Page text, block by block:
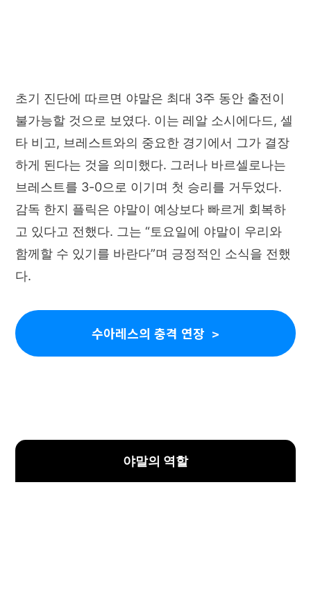
초기 진단에 따르면 야말은 최대 3주 동안 출전이
불가능할 것으로 보였다. 이는 레알 소시에다드, 셀
타 비고, 브레스트와의 중요한 경기에서 그가 결장
하게 된다는 것을 의미했다. 그러나 바르셀로나는
브레스트를 3-0으로 이기며 첫 승리를 거두었다.
감독 한지 플릭은 야말이 예상보다 빠르게 회복하
고 있다고 전했다. 그는 “토요일에 야말이 우리와
함께할 수 있기를 바란다”며 긍정적인 소식을 전했
다.
수아레스의 충격 연장
야말의 역할